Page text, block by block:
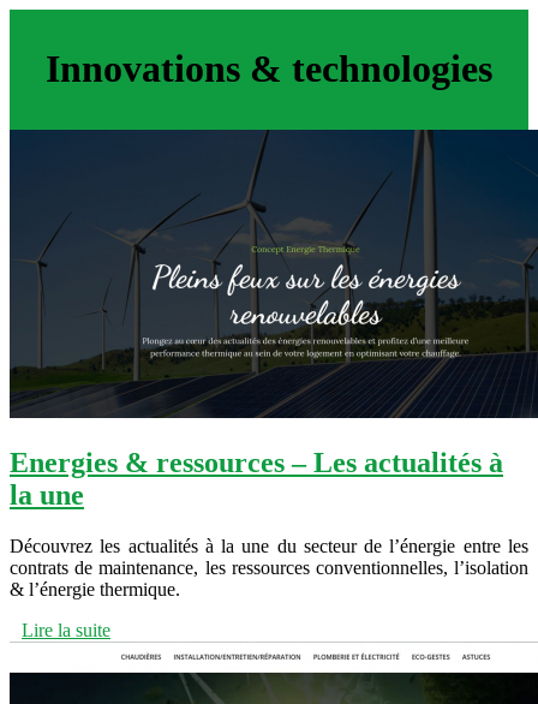
Innovations & technologies
Energies & ressources – Les actualités à
la une
Découvrez les actualités à la une du secteur de l’énergie entre les
contrats de maintenance, les ressources conventionnelles, l’isolation
& l’énergie thermique.
Lire la suite